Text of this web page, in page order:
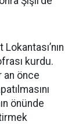
kurdu.
an önce
önünde